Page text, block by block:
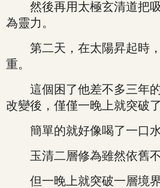
然後再用太極玄清道把吸
為靈力。
第二天，在太陽昇起時，
重。
這個困了他差不多三年的
改變後，僅僅一晚上就突破了
簡單的就好像喝了一口水
玉清二層修為雖然依舊不
但一晚上就突破一層境界